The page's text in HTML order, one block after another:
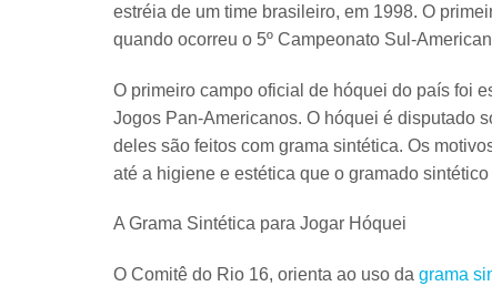
estréia de um time brasileiro, em 1998. O
quando ocorreu o 5º Campeonato Sul-
O primeiro campo oficial de hóquei do país foi
Jogos Pan-Americanos. O hóquei é disputado
deles são feitos com grama sintética. Os
até a higiene e estética que o gramado
A Grama Sintética para Jogar Hóquei
O Comitê do Rio 16, orienta ao uso da grama